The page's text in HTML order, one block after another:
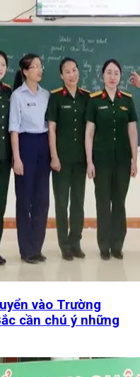
vào Trường
cần chú ý những